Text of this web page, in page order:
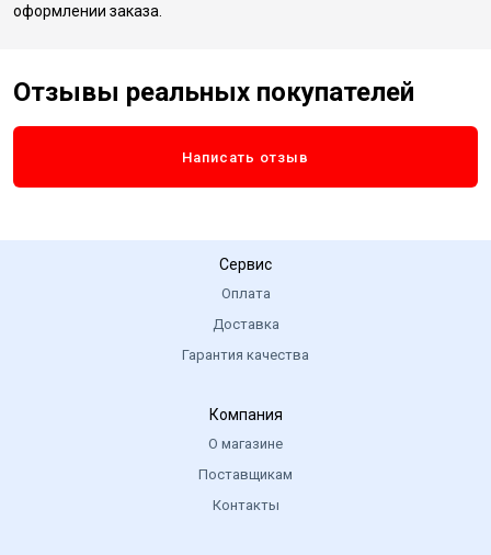
оформлении заказа.
Отзывы реальных покупателей
Написать отзыв
Сервис
Оплата
Доставка
Гарантия качества
Компания
О магазине
Поставщикам
Контакты